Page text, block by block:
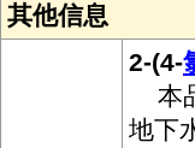
其他信息
2-(4-
本
地下